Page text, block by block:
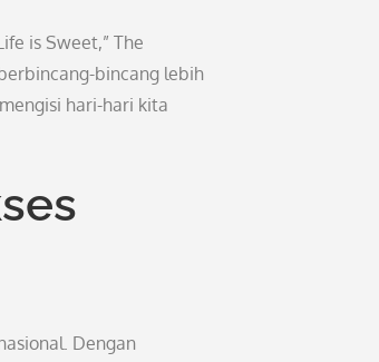
is Sweet,” The
bincang lebih
hari-hari kita
Dengan